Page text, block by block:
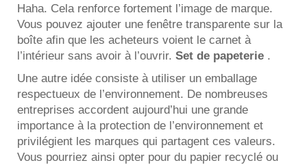
Haha. Cela renforce fortement l’image de marque.
Vous pouvez ajouter une fenêtre transparente sur la
boîte afin que les acheteurs voient le carnet à
l’intérieur sans avoir à l’ouvrir. Set de papeterie .
Une autre idée consiste à utiliser un emballage
respectueux de l’environnement. De nombreuses
entreprises accordent aujourd’hui une grande
importance à la protection de l’environnement et
privilégient les marques qui partagent ces valeurs.
Vous pourriez ainsi opter pour du papier recyclé ou